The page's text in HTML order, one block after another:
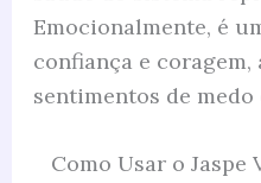
Emocionalmente, é
confiança e
sentimentos de medo
Como Usar o Jaspe